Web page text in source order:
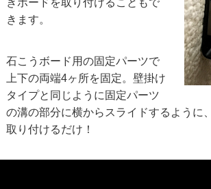
きます。
石こうボード用の固定パーツで
上下の両端4ヶ所を固定。壁掛け
タイプと同じように固定パーツ
の溝の部分に横からスライドするように
取り付けるだけ！